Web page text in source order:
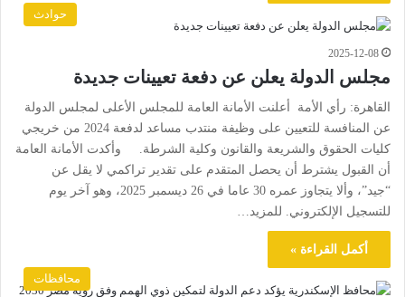
حوادث
2025-12-08
مجلس الدولة يعلن عن دفعة تعيينات جديدة
القاهرة: رأي الأمة أعلنت الأمانة العامة للمجلس الأعلى لمجلس الدولة
عن المنافسة للتعيين على وظيفة منتدب مساعد لدفعة 2024 من خريجي
كليات الحقوق والشريعة والقانون وكلية الشرطة. وأكدت الأمانة العامة
أن القبول يشترط أن يحصل المتقدم على تقدير تراكمي لا يقل عن
“جيد”، وألا يتجاوز عمره 30 عاما في 26 ديسمبر 2025، وهو آخر يوم
للتسجيل الإلكتروني. للمزيد…
أكمل القراءة »
محافظات